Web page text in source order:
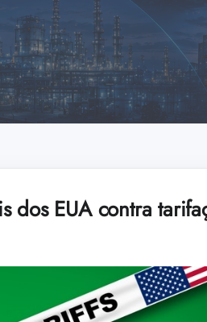
dos EUA contra